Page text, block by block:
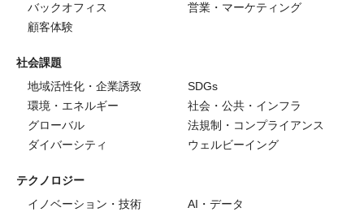
バックオフィス
営業・マーケティング
顧客体験
社会課題
地域活性化・企業誘致
SDGs
環境・エネルギー
社会・公共・インフラ
グローバル
法規制・コンプライアンス
ダイバーシティ
ウェルビーイング
テクノロジー
イノベーション・技術
AI・データ